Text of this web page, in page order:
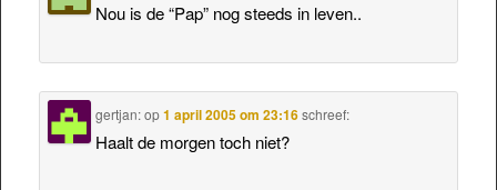
Nou is de “Pap” nog steeds in leven..
gertjan:op1 april 2005 om 23:16 schreef:
Haalt de morgen toch niet?